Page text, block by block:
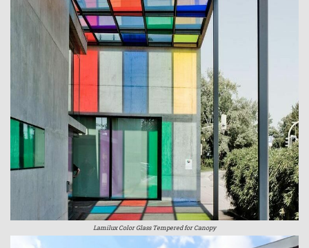
Lamilux Color Glass Tempered for Canopy